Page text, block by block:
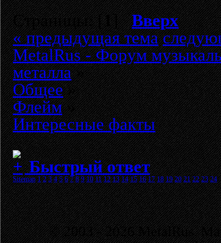
Страницы: [1]Вверх
« предыдущая тема
MetalRus - Форум
металла»
Общее»
Флейм»
Интересные факты
Быстрый ответ
Sitemap 1 2 3 4 5 6 7 8 9 10 11 12 13 14 15 16 17 18 19 20 21 22 23 24
© 2003 - 2026 MetalRus.